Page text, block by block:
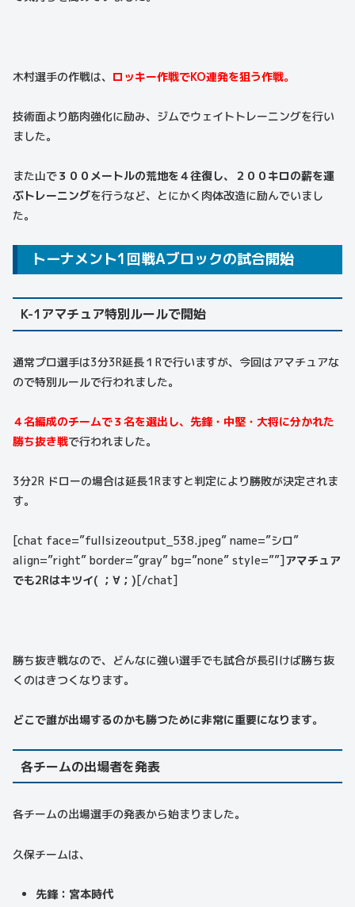
木村選手の作戦は、 ロッキー作戦でKO連発を狙う作戦。
技術面より筋肉強化に励み、ジムでウェイトトレーニングを行い
ました。
また山で３００メートルの荒地を４往復し、２００キロの薪を運
ぶトレーニングを行うなど、とにかく肉体改造に励んでいまし
た。
トーナメント1回戦Aブロックの試合開始
K-1アマチュア特別ルールで開始
通常プロ選手は3分3R延長１Rで行いますが、今回はアマチュアな
ので特別ルールで行われました。
４名編成のチームで３名を選出し、先鋒・中堅・大将に分かれた
勝ち抜き戦で行われました。
3分2R ドローの場合は延長1Rますと判定により勝敗が決定されま
す。
[chat face=”fullsizeoutput_538.jpeg” name=”シロ”
align=”right” border=”gray” bg=”none” style=””] アマチュア
でも2Rはキツイ( ；∀；) [/chat]
勝ち抜き戦なので、どんなに強い選手でも試合が長引けば勝ち抜
くのはきつくなります。
どこで誰が出場するのかも勝つために非常に重要になります。
各チームの出場者を発表
各チームの出場選手の発表から始まりました。
久保チームは、
先鋒：宮本時代